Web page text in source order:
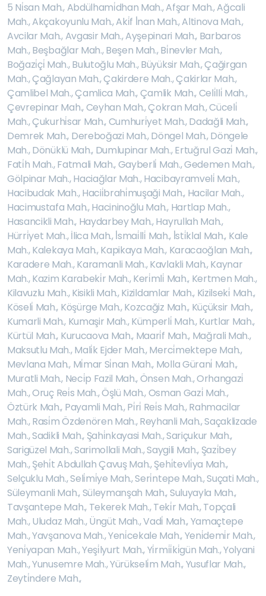
5 Ni̇san Mah.,Abdülhami̇dhan Mah.,Afşar Mah.,Ağcali
Mah.,Akçakoyunlu Mah.,Aki̇f İ̇nan Mah.,Altinova Mah.,
Avcilar Mah.,Avgasir Mah.,Ayşepinari Mah., Barbaros
Mah.,Beşbağlar Mah.,Beşen Mah.,Bi̇nevler Mah.,
Boğazi̇çi̇ Mah.,Bulutoğlu Mah.,Büyüksir Mah.,Çağirgan
Mah.,Çağlayan Mah.,Çakirdere Mah.,Çakirlar Mah.,
Çamlibel Mah.,Çamlica Mah.,Çamlik Mah.,Celi̇lli̇ Mah.,
Çevrepinar Mah.,Ceyhan Mah.,Çokran Mah.,Cüceli̇
Mah.,Çukurhi̇sar Mah.,Cumhuri̇yet Mah.,Dadağli Mah.,
Demrek Mah., Dereboğazi Mah.,Döngel Mah.,Döngele
Mah.,Dönüklü Mah., Dumlupinar Mah.,Ertuğrul Gazi̇ Mah.,
Fati̇h Mah.,Fatmali Mah.,Gayberli̇ Mah.,Gedemen Mah.,
Gölpinar Mah.,Haciağlar Mah.,Hacibayramveli̇ Mah.,
Hacibudak Mah.,Hacii̇brahi̇muşaği Mah., Hacilar Mah.,
Hacimustafa Mah.,Hacininoğlu Mah., Hartlap Mah.,
Hasancikli Mah., Haydarbey Mah.,Hayrullah Mah.,
Hürri̇yet Mah.,İlica Mah.,İ̇smai̇lli̇ Mah., İ̇sti̇klal Mah., Kale
Mah.,Kalekaya Mah.,Kapikaya Mah., Karacaoğlan Mah.,
Karadere Mah.,Karamanli Mah.,Kavlakli Mah.,Kaynar
Mah.,Kazim Karabeki̇r Mah.,Keri̇mli̇ Mah., Kertmen Mah.,
Kilavuzlu Mah.,Kisikli Mah.,Kizildamlar Mah., Kizilseki̇ Mah.,
Köseli̇ Mah., Köşürge Mah.,Kozcağiz Mah., Küçüksir Mah.,
Kumarli Mah., Kumaşir Mah.,Kümperli̇ Mah.,Kurtlar Mah.,
Kürtül Mah., Kurucaova Mah., Maari̇f Mah., Mağrali Mah.,
Maksutlu Mah.,Mali̇k Ejder Mah.,Merci̇mektepe Mah.,
Mevlana Mah., Mi̇mar Si̇nan Mah., Molla Gürani̇ Mah.,
Muratli Mah., Neci̇p Fazil Mah.,Önsen Mah.,Orhangazi̇
Mah.,Oruç Rei̇s Mah.,Öşlü Mah.,Osman Gazi̇ Mah.,
Öztürk Mah., Payamli Mah.,Pi̇ri̇ Rei̇s Mah.,Rahmacilar
Mah.,Rasi̇m Özdenören Mah.,Reyhanli Mah.,Saçaklizade
Mah.,Sadikli Mah., Şahi̇nkayasi Mah.,Sariçukur Mah.,
Sarigüzel Mah.,Sarimollali Mah.,Saygili Mah., Şazi̇bey
Mah.,Şehi̇t Abdullah Çavuş Mah.,Şehi̇tevli̇ya Mah.,
Selçuklu Mah.,Seli̇mi̇ye Mah.,Seri̇ntepe Mah.,Suçati Mah.,
Süleymanli Mah.,Süleymanşah Mah.,Suluyayla Mah.,
Tavşantepe Mah., Tekerek Mah.,Teki̇r Mah.,Topçali
Mah.,Uludaz Mah.,Üngüt Mah.,Vadi̇ Mah.,Yamaçtepe
Mah.,Yavşanova Mah.,Yeni̇cekale Mah.,Yeni̇demi̇r Mah.,
Yeni̇yapan Mah.,Yeşi̇lyurt Mah.,Yi̇rmi̇i̇ki̇gün Mah.,Yolyani
Mah.,Yunusemre Mah.,Yürükseli̇m Mah.,Yusuflar Mah.,
Zeyti̇ndere Mah.,